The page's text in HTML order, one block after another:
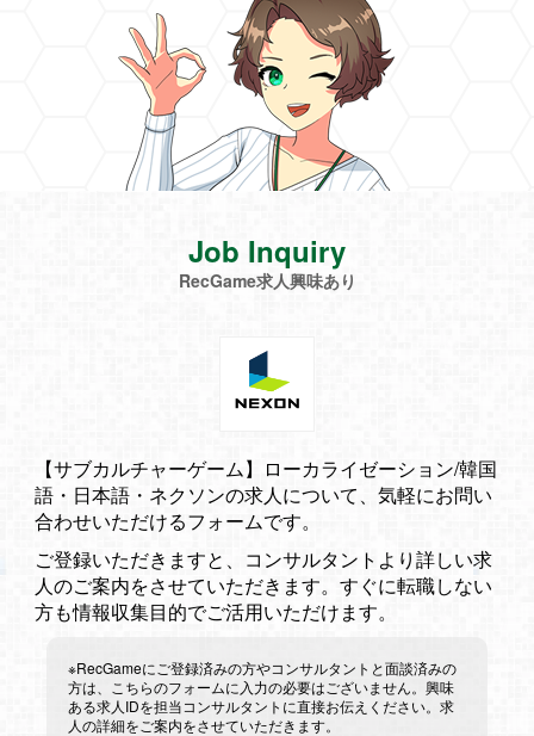
Job Inquiry
RecGame求人興味あり
【サブカルチャーゲーム】ローカライゼーション/韓国
語・日本語・ネクソンの求人について、気軽にお問い
合わせいただけるフォームです。
ご登録いただきますと、コンサルタントより詳しい求
人のご案内をさせていただきます。すぐに転職しない
方も情報収集目的でご活用いただけます。
※RecGameにご登録済みの方やコンサルタントと面談済みの
方は、こちらのフォームに入力の必要はございません。興味
ある求人IDを担当コンサルタントに直接お伝えください。求
人の詳細をご案内をさせていただきます。